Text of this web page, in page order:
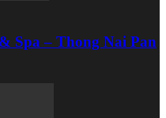
Spa – Thong Nai Pan